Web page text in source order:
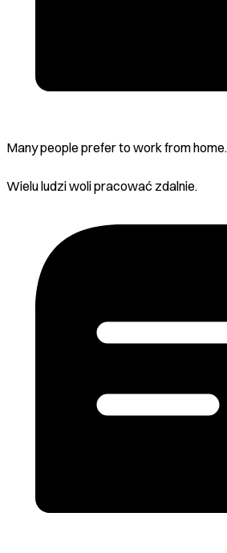
Many people prefer to work from home.
Wielu ludzi woli pracować zdalnie.